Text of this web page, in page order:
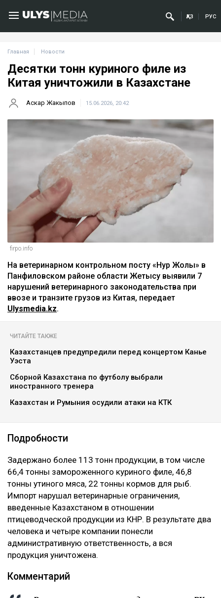
ҚАЗ РУС
Главная Новости
Десятки тонн куриного филе из
Китая уничтожили в Казахстане
Аскар Жакыпов 15.06.2026, 20:42
firpo.info
На ветеринарном контрольном посту «Нур Жолы» в
Панфиловском районе области Жетысу выявили 7
нарушений ветеринарного законодательства при
ввозе и транзите грузов из Китая, передает
Ulysmedia.kz.
ЧИТАЙТЕ ТАКЖЕ
Казахстанцев предупредили перед концертом Канье
Уэста
Сборной Казахстана по футболу выбрали
иностранного тренера
Казахстан и Румыния осудили атаки на КТК
Подробности
Задержано более 113 тонн продукции, в том числе
66,4 тонны замороженного куриного филе, 46,8
тонны утиного мяса, 22 тонны кормов для рыб.
Импорт нарушал ветеринарные ограничения,
введенные Казахстаном в отношении
птицеводческой продукции из КНР. В результате два
человека и четыре компании понесли
административную ответственность, а вся
продукция уничтожена.
Комментарий